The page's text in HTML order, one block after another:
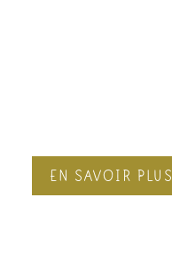
EN SAVOIR PLUS